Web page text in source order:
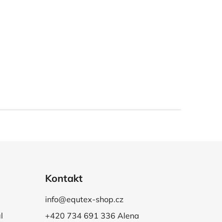
Kontakt
info@equtex-shop.cz
+420 734 691 336 Alena